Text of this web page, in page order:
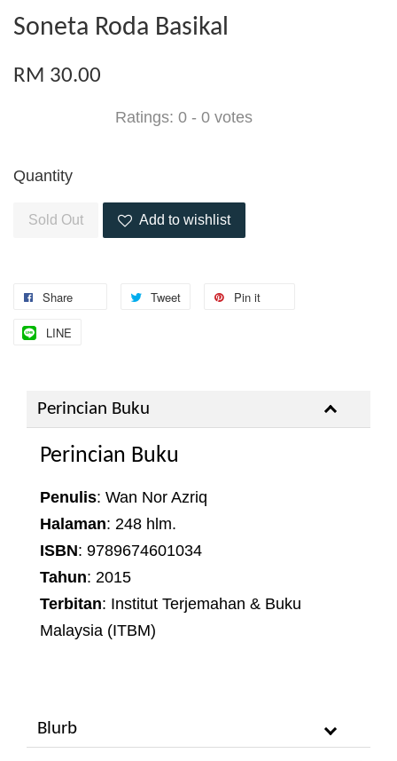
Soneta Roda Basikal
RM 30.00
Ratings: 0 - 0 votes
Quantity
Sold Out Add to wishlist
Share Tweet Pin it
LINE
Perincian Buku
Perincian Buku
Penulis: Wan Nor Azriq
Halaman: 248 hlm.
ISBN: 9789674601034
Tahun: 2015
Terbitan: Institut Terjemahan & Buku
Malaysia (ITBM)
Blurb